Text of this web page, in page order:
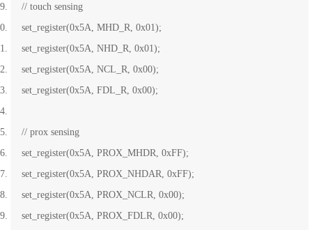
// touch sensing
set_register(0x5A, MHD_R, 0x01);
set_register(0x5A, NHD_R, 0x01);
set_register(0x5A, NCL_R, 0x00);
set_register(0x5A, FDL_R, 0x00);
// prox sensing
set_register(0x5A, PROX_MHDR, 0xFF);
set_register(0x5A, PROX_NHDAR, 0xFF);
set_register(0x5A, PROX_NCLR, 0x00);
set_register(0x5A, PROX_FDLR, 0x00);